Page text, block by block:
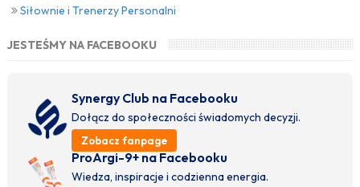
Siłownie i Trenerzy Personalni
JESTEŚMY NA FACEBOOKU
Synergy Club na Facebooku
Dołącz do społeczności świadomych decyzji.
Zobacz fanpage
ProArgi-9+ na Facebooku
Wiedza, inspiracje i codzienna energia.